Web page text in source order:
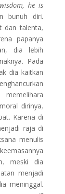
he is
bunuh diri.
dan talenta,
papanya
dia lebih
Pada
dia kaitkan
memelihara
dirinya,
Karena di
raja di
menulis
meski dia
menjadi
meninggal.